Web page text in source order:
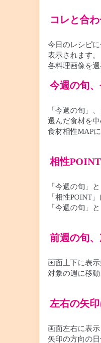
コレと合
今日のレシピ
表示されます。
各料理画像を
今週の旬
「今週の旬」
選んだ食材を
食材相性MAP
相性POINT
「今週の旬」
「相性POINT
「今週の旬」
前週の旬
画面上下に表
対象の週に移
左右の矢
画面左右に表
矢印の方向の